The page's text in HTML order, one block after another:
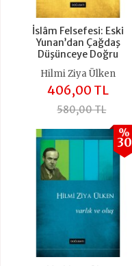
İslâm Felsefesi: Eski
Yunan’dan Çağdaş
Düşünceye Doğru
Hilmi Ziya Ülken
406,00 TL
580,00 TL
%
30